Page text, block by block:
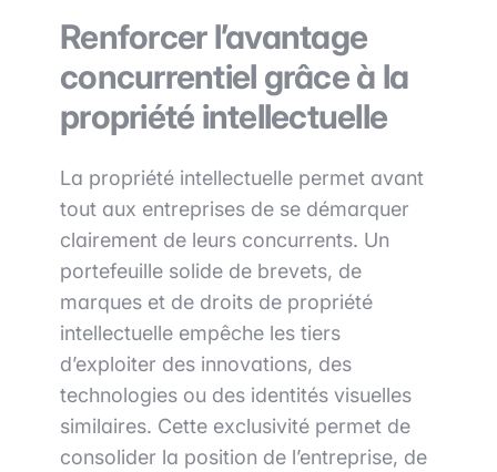
Renforcer l’avantage
concurrentiel grâce à la
propriété intellectuelle
La propriété intellectuelle permet avant
tout aux entreprises de se démarquer
clairement de leurs concurrents. Un
portefeuille solide de brevets, de
marques et de droits de propriété
intellectuelle empêche les tiers
d’exploiter des innovations, des
technologies ou des identités visuelles
similaires. Cette exclusivité permet de
consolider la position de l’entreprise, de